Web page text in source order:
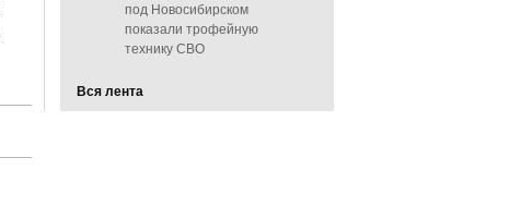
под Новосибирском
показали трофейную
технику СВО
Вся лента